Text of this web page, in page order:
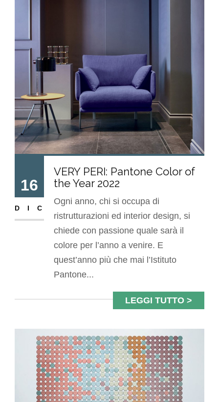
16
DIC
VERY PERI: Pantone Color of
the Year 2022
Ogni anno, chi si occupa di
ristrutturazioni ed interior design, si
chiede con passione quale sarà il
colore per l’anno a venire. E
quest’anno più che mai l’Istituto
Pantone...
LEGGI TUTTO >